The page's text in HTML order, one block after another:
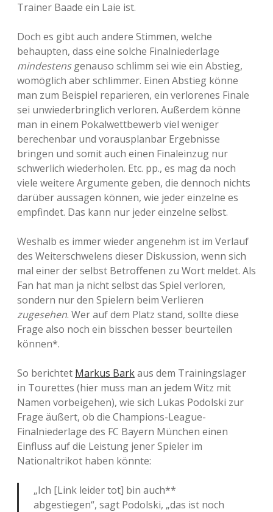
Trainer Baade ein Laie ist.
Doch es gibt auch andere Stimmen, welche
behaupten, dass eine solche Finalniederlage
mindestensgenauso schlimm sei wie ein Abstieg,
womöglich aber schlimmer. Einen Abstieg könne
man zum Beispiel reparieren, ein verlorenes Finale
sei unwiederbringlich verloren. Außerdem könne
man in einem Pokalwettbewerb viel weniger
berechenbar und vorausplanbar Ergebnisse
bringen und somit auch einen Finaleinzug nur
schwerlich wiederholen. Etc. pp., es mag da noch
viele weitere Argumente geben, die dennoch nichts
darüber aussagen können, wie jeder einzelne es
empfindet. Das kann nur jeder einzelne selbst.
Weshalb es immer wieder angenehm ist im Verlauf
des Weiterschwelens dieser Diskussion, wenn sich
mal einer der selbst Betroffenen zu Wort meldet. Als
Fan hat man ja nicht selbst das Spiel verloren,
sondern nur den Spielern beim Verlieren
zugesehen. Wer auf dem Platz stand, sollte diese
Frage also noch ein bisschen besser beurteilen
können*.
So berichtet Markus Barkaus dem Trainingslager
in Tourettes (hier muss man an jedem Witz mit
Namen vorbeigehen), wie sich Lukas Podolski zur
Frage äußert, ob die Champions-League-
Finalniederlage des FC Bayern München einen
Einfluss auf die Leistung jener Spieler im
Nationaltrikot haben könnte:
„Ich [Link leider tot] bin auch**
abgestiegen“, sagt Podolski, „das ist noch